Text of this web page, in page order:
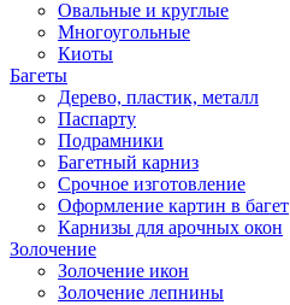
Овальные и круглые
Многоугольные
Киоты
Багеты
Дерево, пластик, металл
Паспарту
Подрамники
Багетный карниз
Срочное изготовление
Оформление картин в багет
Карнизы для арочных окон
Золочение
Золочение икон
Золочение лепнины